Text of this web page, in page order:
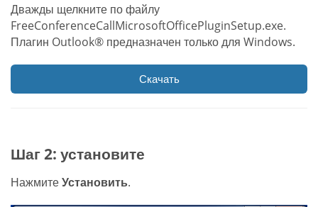
Дважды щелкните по файлу
FreeConferenceCallMicrosoftOfficePluginSetup.exe.
Плагин Outlook® предназначен только для Windows.
Скачать
Шаг 2: установите
НажмитеУстановить.